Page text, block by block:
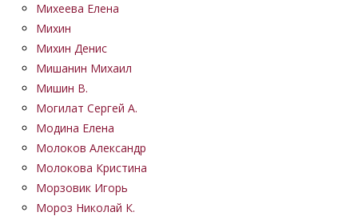
Михеева Елена
Михин
Михин Денис
Мишанин Михаил
Мишин В.
Могилат Сергей А.
Модина Елена
Молоков Александр
Молокова Кристина
Морзовик Игорь
Мороз Николай К.